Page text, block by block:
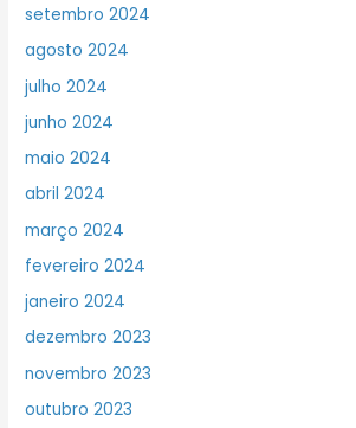
setembro 2024
agosto 2024
julho 2024
junho 2024
maio 2024
abril 2024
março 2024
fevereiro 2024
janeiro 2024
dezembro 2023
novembro 2023
outubro 2023